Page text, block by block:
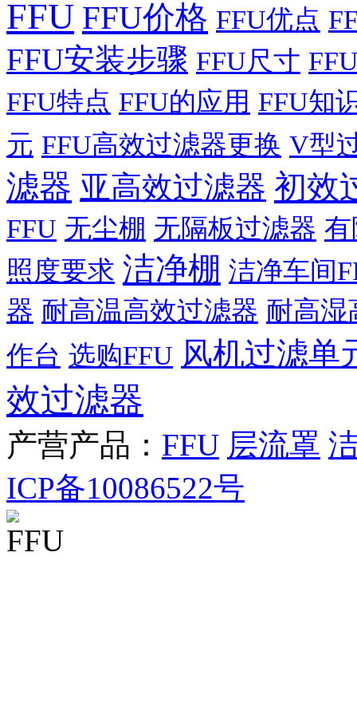
FFU FFU价格 FFU优点
FFU安装步骤 FFU尺寸
FFU特点 FFU的应用 FFU知
元 FFU高效过滤器更换 V型
滤器 亚高效过滤器 初效
FFU 无尘棚 无隔板过滤器
照度要求 洁净棚 洁净车间
器 耐高温高效过滤器 耐高湿
作台 选购FFU 风机过滤单
效过滤器
产营产品： FFU 层流罩
ICP备10086522号